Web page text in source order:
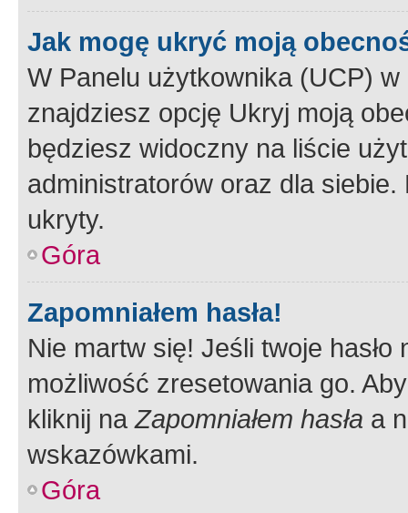
Jak mogę ukryć moją
W Panelu użytkownika (UCP) w
znajdziesz opcję Ukryj moją
będziesz widoczny na liście
administratorów oraz dla
ukryty.
Góra
Zapomniałem hasła!
Nie martw się! Jeśli twoje
możliwość zresetowania go.
kliknij naZapomniałem hasła a
wskazówkami.
Góra